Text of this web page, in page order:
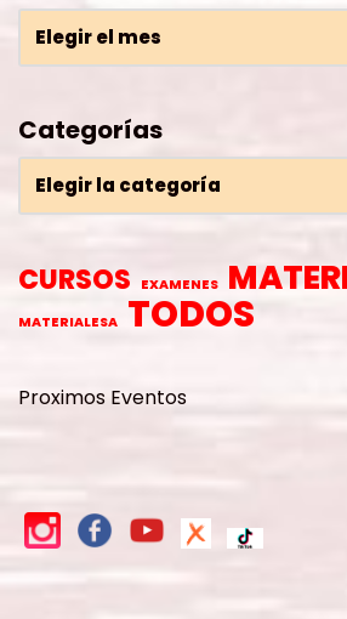
Categorías
CURSOS EXAMENES
MATERIALESA TODOS
Proximos Eventos